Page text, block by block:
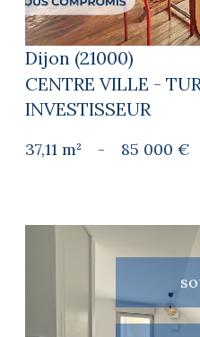
Dijon (21000)
CENTRE VILLE -
INVESTISSEUR
37,11 m² - 85 000 €